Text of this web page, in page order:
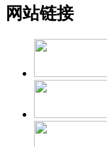
网站链接